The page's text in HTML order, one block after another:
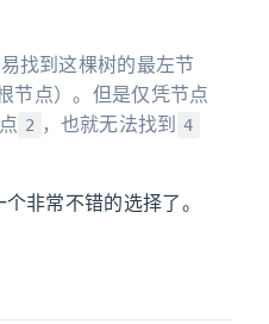
找到这棵树的最左节
节点）。但是仅凭节点
2 ，也就无法找到 4
非常不错的选择了。